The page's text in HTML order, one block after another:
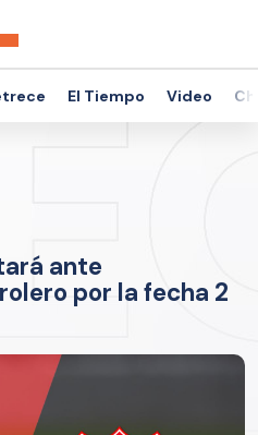
El Tiempo Video
ante
por la fecha 2